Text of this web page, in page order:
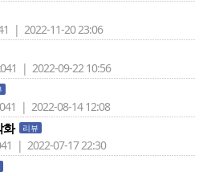
| 2022-11-20 23:06
| 2022-09-22 10:56
| 2022-08-14 12:08
화 리뷰
| 2022-07-17 22:30